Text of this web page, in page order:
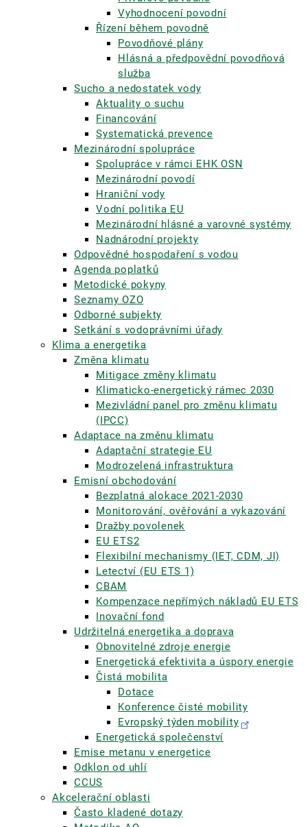
Vyhodnocení povodní
Řízení během povodně
Povodňové plány
Hlásná a předpovědní povodňová
služba
Sucho a nedostatek vody
Aktuality o suchu
Financování
Systematická prevence
Mezinárodní spolupráce
Spolupráce v rámci EHK OSN
Mezinárodní povodí
Hraniční vody
Vodní politika EU
Mezinárodní hlásné a varovné systémy
Nadnárodní projekty
Odpovědné hospodaření s vodou
Agenda poplatků
Metodické pokyny
Seznamy OZO
Odborné subjekty
Setkání s vodoprávními úřady
Klima a energetika
Změna klimatu
Mitigace změny klimatu
Klimaticko-energetický rámec 2030
Mezivládní panel pro změnu klimatu
(IPCC)
Adaptace na změnu klimatu
Adaptační strategie EU
Modrozelená infrastruktura
Emisní obchodování
Bezplatná alokace 2021-2030
Monitorování, ověřování a vykazování
Dražby povolenek
EU ETS2
Flexibilní mechanismy (IET, CDM, JI)
Letectví (EU ETS 1)
CBAM
Kompenzace nepřímých nákladů EU ETS
Inovační fond
Udržitelná energetika a doprava
Obnovitelné zdroje energie
Energetická efektivita a úspory energie
Čistá mobilita
Dotace
Konference čisté mobility
Evropský týden mobility
Energetická společenství
Emise metanu v energetice
Odklon od uhlí
CCUS
Akcelerační oblasti
Často kladené dotazy